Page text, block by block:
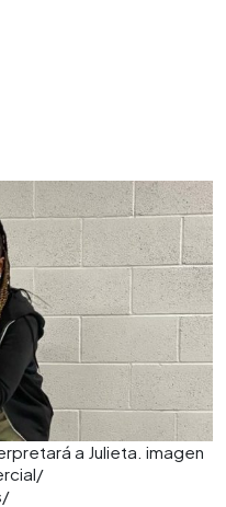
a Julieta. imagen